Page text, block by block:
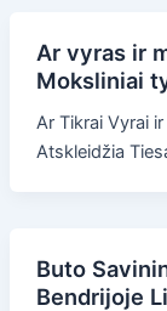
Ar vyras ir
Moksliniai
Ar Tikrai Vyrai
Atskleidžia
Buto
Bendrijoje